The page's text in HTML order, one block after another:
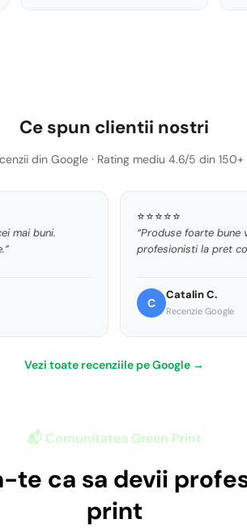
Ce spun clientii nostri
din Google · Rating mediu 4.6/5 din
mai buni.
⭐⭐⭐⭐⭐
“Produse foarte bune
profesionisti la pret
C
Catalin C.
Recenzie Google
Vezi toate recenziile pe Google →
📬 Comunitatea Green Print
te ca sa devii
print